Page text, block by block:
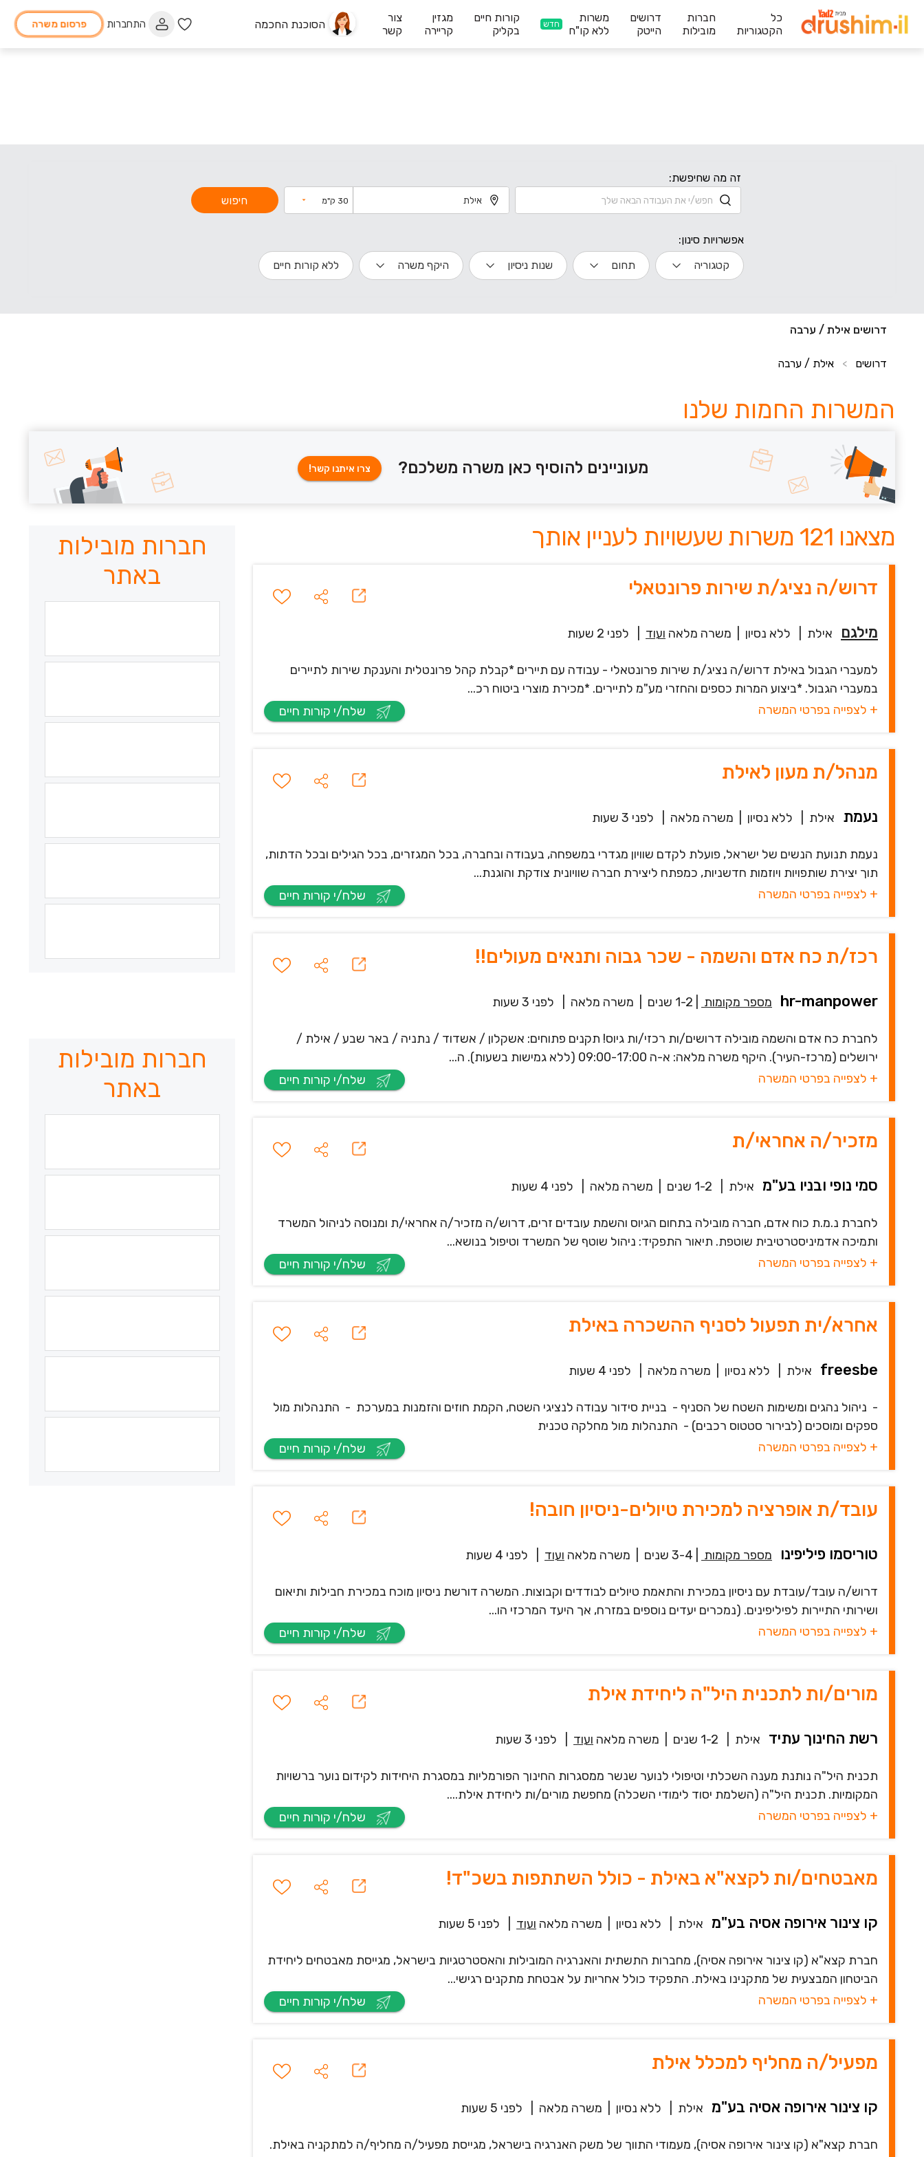
כל
הקטגוריות
חברות
מובילות
דרושים
הייטק
משרות
ללא קו"ח
חדש
קורות חיים
בקליק
מגזין
קריירה
צור
קשר
הסוכנת החכמה התחברות פרסום משרה
זה מה שחיפשת:
30 ק"מ חיפוש
אפשרויות סינון:
קטגוריה
תחום שנות ניסיון היקף משרה ללא קורות חיים
דרושים אילת / ערבה
דרושים > אילת / ערבה
המשרות החמות שלנו
מעוניינים להוסיף כאן משרה משלכם? צרו איתנו קשר!
מצאנו 121 משרות שעשויות לעניין אותך
דרוש/ה נציג/ת שירות פרונטאלי
מילגם אילת ללא נסיון משרה מלאה ועוד לפני 2 שעות
למעברי הגבול באילת דרוש/ה נציג/ת שירות פרונטאלי - עבודה עם תיירים *קבלת קהל פרונטלית והענקת שירות לתיירים
במעברי הגבול. *ביצוע המרות כספים והחזרי מע"מ לתיירים. *מכירת מוצרי ביטוח רכ...
+ לצפייה בפרטי המשרה
מנהל/ת מעון לאילת
נעמת אילת ללא נסיון משרה מלאה לפני 3 שעות
נעמת תנועת הנשים של ישראל, פועלת לקדם שוויון מגדרי במשפחה, בעבודה ובחברה, בכל המגזרים, בכל הגילים ובכל הדתות,
תוך יצירת שותפויות ויוזמות חדשניות, כמפתח ליצירת חברה שוויונית צודקת והוגנת...
+ לצפייה בפרטי המשרה
רכז/ת כח אדם והשמה - שכר גבוה ותנאים מעולים!!
hr-manpower מספר מקומות 1-2 שנים משרה מלאה לפני 3 שעות
לחברת כח אדם והשמה מובילה דרושים/ות רכזי/ות גיוס! תקנים פתוחים: אשקלון / אשדוד / נתניה / באר שבע / אילת /
ירושלים (מרכז-העיר). היקף משרה מלאה: א-ה 09:00-17:00 (ללא גמישות בשעות). ה...
+ לצפייה בפרטי המשרה
מזכיר/ה אחראי/ת
סמי נופי ובניו בע"מ אילת 1-2 שנים משרה מלאה לפני 4 שעות
לחברת נ.מ.ת כוח אדם, חברה מובילה בתחום הגיוס והשמת עובדים זרים, דרוש/ה מזכיר/ה אחראי/ת ומנוסה לניהול המשרד
ותמיכה אדמיניסטרטיבית שוטפת. תיאור התפקיד: ניהול שוטף של המשרד וטיפול בנושא...
+ לצפייה בפרטי המשרה
אחרא/ית תפעול לסניף ההשכרה באילת
freesbe אילת ללא נסיון משרה מלאה לפני 4 שעות
- ניהול נהגים ומשימות השטח של הסניף - בניית סידור עבודה לנציגי השטח, הקמת חוזים והזמנות במערכת - התנהלות מול
ספקים ומוסכים (לבירור סטטוס רכבים) - התנהלות מול מחלקה טכנית
+ לצפייה בפרטי המשרה
עובד/ת אופרציה למכירת טיולים-ניסיון חובה!
טוריסמו פיליפינו מספר מקומות 3-4 שנים משרה מלאה ועוד לפני 4 שעות
דרוש/ה עובד/עובדת עם ניסיון במכירת והתאמת טיולים לבודדים וקבוצות. המשרה דורשת ניסיון מוכח במכירת חבילות ותיאום
ושירותי התיירות לפיליפינים. (נמכרים יעדים נוספים במזרח, אך היעד המרכזי הו...
+ לצפייה בפרטי המשרה
מורים/ות לתכנית היל"ה ליחידת אילת
רשת החינוך עתיד אילת 1-2 שנים משרה מלאה ועוד לפני 3 שעות
תכנית היל"ה נותנת מענה השכלתי וטיפולי לנוער שנשר ממסגרות החינוך הפורמליות במסגרת היחידות לקידום נוער ברשויות
המקומיות. תכנית היל"ה (השלמת יסוד לימודי השכלה) מחפשת מורים/ות ליחידת אילת....
+ לצפייה בפרטי המשרה
מאבטחים/ות לקצא"א באילת - כולל השתתפות בשכ"ד!
קו צינור אירופה אסיה בע"מ אילת ללא נסיון משרה מלאה ועוד לפני 5 שעות
חברת קצא"א (קו צינור אירופה אסיה), מחברות התשתית והאנרגיה המובילות והאסטרטגיות בישראל, מגייסת מאבטחים ליחידת
הביטחון המבצעית של מתקנינו באילת. התפקיד כולל אחריות על אבטחת מתקנים רגישי...
+ לצפייה בפרטי המשרה
מפעיל/ה מחליף למכלל אילת
קו צינור אירופה אסיה בע"מ אילת ללא נסיון משרה מלאה לפני 5 שעות
חברת קצא"א (קו צינור אירופה אסיה), מעמודי התווך של משק האנרגיה בישראל, מגייסת מפעיל/ה מחליף/ה למתקניה באילת.
חברות מובילות
באתר
חברות מובילות
באתר